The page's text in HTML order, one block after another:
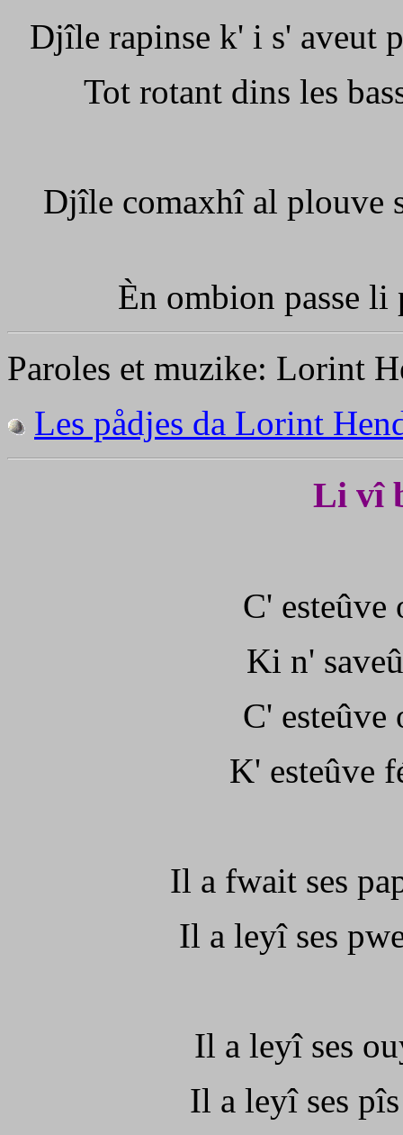
Djîle rapinse k' i s' aveut
Tot rotant dins les
Djîle comaxhî al plouve
Èn ombion passe
Paroles et muzike: Lorint
Les pådjes da Lorint
Li vî
C'
Ki n'
C'
K' esteûve
Il a fwait ses
Il a leyî ses
Il a leyî ses
Il a leyî ses